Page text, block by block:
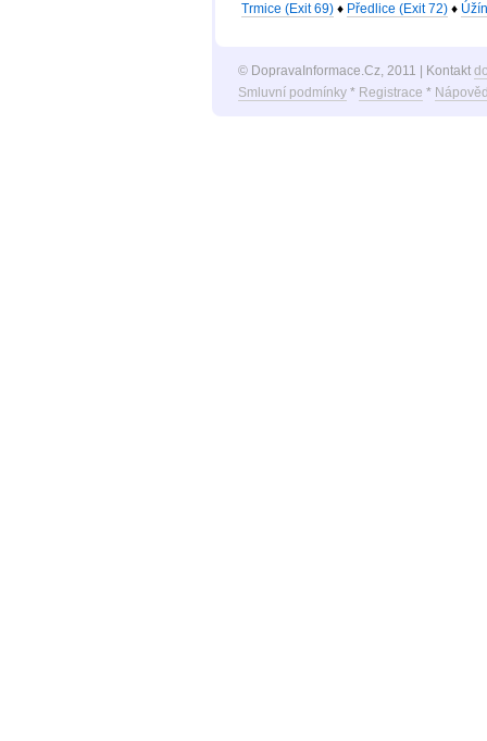
Trmice (Exit 69)♦ Předlice (Exit 72)♦
© DopravaInformace.Cz, 2011 | Kontakt
Smluvní podmínky* Registrace *